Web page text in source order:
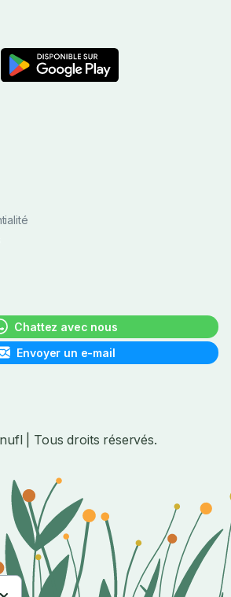
Chattez avec nous
Envoyer un e-mail
| Tous droits réservés.